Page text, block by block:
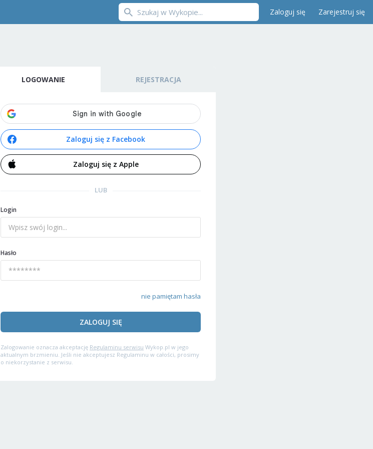
Zaloguj się Zarejestruj się
LOGOWANIE REJESTRACJA
Zaloguj się z Facebook
Zaloguj się z Apple
LUB
Login
Hasło
nie pamiętam hasła
ZALOGUJ SIĘ
Zalogowanie oznacza akceptację Regulaminu serwisu Wykop.pl w jego
aktualnym brzmieniu. Jeśli nie akceptujesz Regulaminu w całości, prosimy
o niekorzystanie z serwisu.